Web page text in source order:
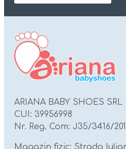
ARIANA BABY SHOES SRL
CUI: 39956998
Nr. Reg. Com: J35/3416/
Magazin fizic: Strada